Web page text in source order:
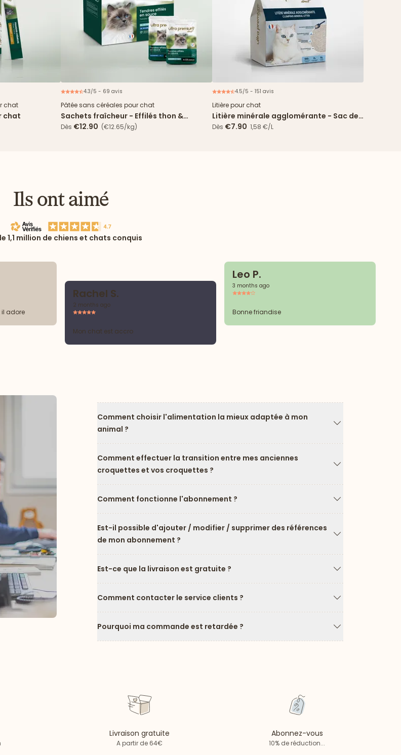
chat
chat
4.3/5 - 69 avis
Pâtée sans céréales pour chat
Sachets fraîcheur - Effilés thon &
cabillaud en sauce
Dès €12.90 (€12.65/kg)
4.5/5 - 151 avis
Litière pour chat
Litière minérale agglomérante - Sac de
5L
Dès €7.90 1,58 €/L
Ils ont aimé
1,1 million de chiens et chats conquis
il adore
Rachel S.
2 months ago
Mon chat est accro
Leo P.
3 months ago
Bonne friandise
Comment choisir l'alimentation la mieux adaptée à mon
animal ?
Comment effectuer la transition entre mes anciennes
croquettes et vos croquettes ?
Comment fonctionne l'abonnement ?
Est-il possible d'ajouter / modifier / supprimer des références
de mon abonnement ?
Est-ce que la livraison est gratuite ?
Comment contacter le service clients ?
Pourquoi ma commande est retardée ?
Livraison gratuite
A partir de 64€
Abonnez-vous
10% de réduction...